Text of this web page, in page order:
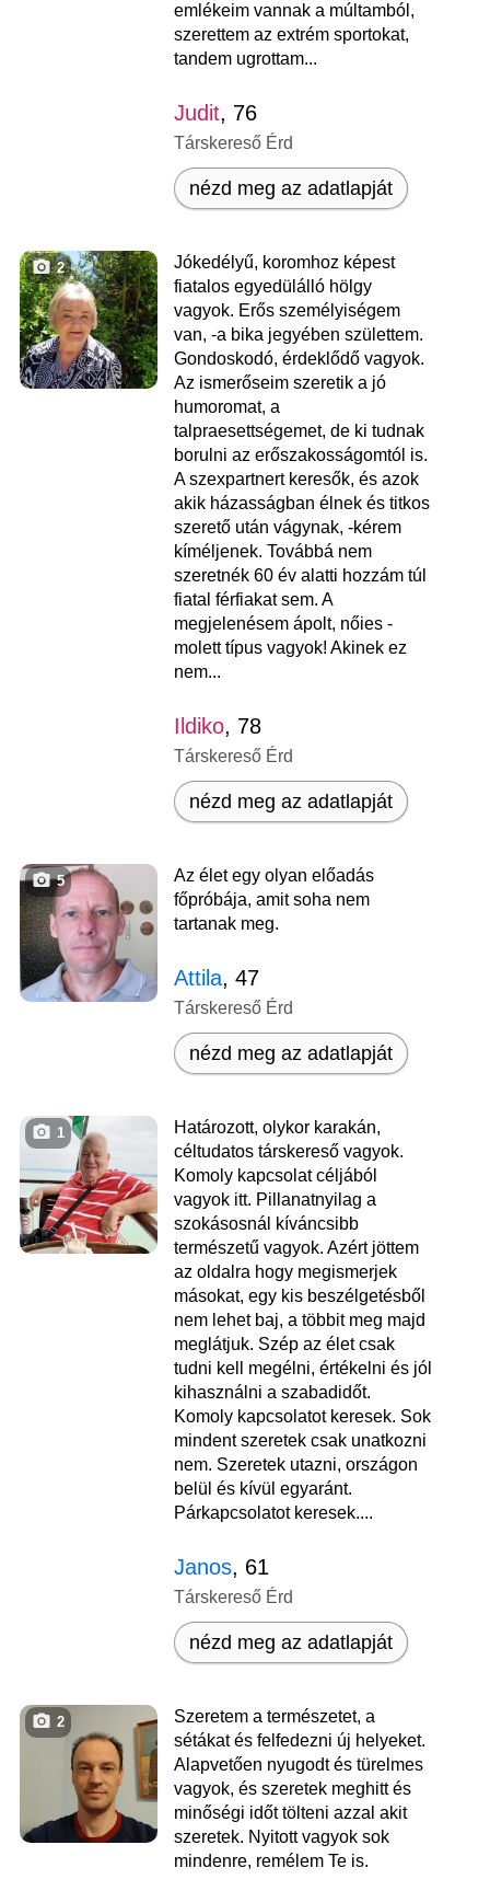
emlékeim vannak a múltamból,
szerettem az extrém sportokat,
tandem ugrottam...
Judit, 76
Társkereső Érd
nézd meg az adatlapját
2
Jókedélyű, koromhoz képest
fiatalos egyedülálló hölgy
vagyok. Erős személyiségem
van, -a bika jegyében születtem.
Gondoskodó, érdeklődő vagyok.
Az ismerőseim szeretik a jó
humoromat, a
talpraesettségemet, de ki tudnak
borulni az erőszakosságomtól is.
A szexpartnert keresők, és azok
akik házasságban élnek és titkos
szerető után vágynak, -kérem
kíméljenek. Továbbá nem
szeretnék 60 év alatti hozzám túl
fiatal férfiakat sem. A
megjelenésem ápolt, nőies -
molett típus vagyok! Akinek ez
nem...
Ildiko, 78
Társkereső Érd
nézd meg az adatlapját
5
Az élet egy olyan előadás
főpróbája, amit soha nem
tartanak meg.
Attila, 47
Társkereső Érd
nézd meg az adatlapját
1
Határozott, olykor karakán,
céltudatos társkereső vagyok.
Komoly kapcsolat céljából
vagyok itt. Pillanatnyilag a
szokásosnál kíváncsibb
természetű vagyok. Azért jöttem
az oldalra hogy megismerjek
másokat, egy kis beszélgetésből
nem lehet baj, a többit meg majd
meglátjuk. Szép az élet csak
tudni kell megélni, értékelni és jól
kihasználni a szabadidőt.
Komoly kapcsolatot keresek. Sok
mindent szeretek csak unatkozni
nem. Szeretek utazni, országon
belül és kívül egyaránt.
Párkapcsolatot keresek....
Janos, 61
Társkereső Érd
nézd meg az adatlapját
2
Szeretem a természetet, a
sétákat és felfedezni új helyeket.
Alapvetően nyugodt és türelmes
vagyok, és szeretek meghitt és
minőségi időt tölteni azzal akit
szeretek. Nyitott vagyok sok
mindenre, remélem Te is.